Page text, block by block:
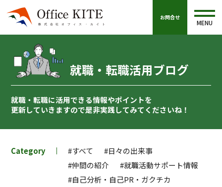
お問合せ
MENU
就職・転職活用ブログ
就職・転職に活用できる情報やポイントを
更新していきますので是非実践してみてくださいね！
Category #すべて
#日々の出来事
#仲間の紹介
#就職活動サポート情報
#自己分析・自己PR・ガクチカ